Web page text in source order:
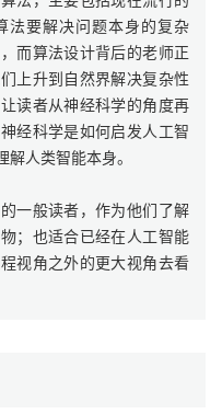
法要解决问题本身的复杂
而算法设计背后的老师正
上升到自然界解决复杂性
读者从神经科学的角度再
经科学是如何启发人工智
人类智能本身。
一般读者，作为他们了解
；也适合已经在人工智能
视角之外的更大视角去看